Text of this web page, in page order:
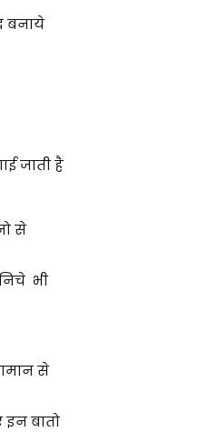
बनाये
जाती है
से
भी
से
बातो